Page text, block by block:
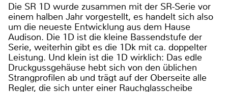
Die SR 1D wurde zusammen mit der SR-Serie vor
einem halben Jahr vorgestellt, es handelt sich also
um die neueste Entwicklung aus dem Hause
Audison. Die 1D ist die kleine Bassendstufe der
Serie, weiterhin gibt es die 1Dk mit ca. doppelter
Leistung. Und klein ist die 1D wirklich: Das edle
Druckgussgehäuse hebt sich von den üblichen
Strangprofilen ab und trägt auf der Oberseite alle
Regler, die sich unter einer Rauchglasscheibe